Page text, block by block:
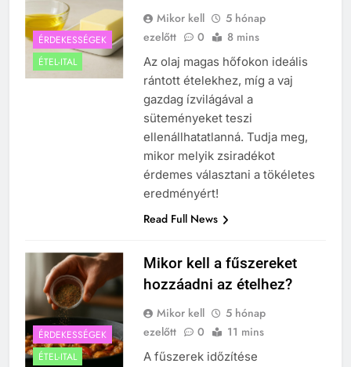
ÉRDEKESSÉGEK
ÉTEL-ITAL
Mikor kell
5 hónap
ezelőtt
0 8 mins
Az olaj magas hőfokon ideális
rántott ételekhez, míg a vaj
gazdag ízvilágával a
süteményeket teszi
ellenállhatatlanná. Tudja meg,
mikor melyik zsiradékot
érdemes választani a tökéletes
eredményért!
Read Full News
ÉRDEKESSÉGEK
ÉTEL-ITAL
Mikor kell a fűszereket
hozzáadni az ételhez?
Mikor kell
5 hónap
ezelőtt
0 11 mins
A fűszerek időzítése